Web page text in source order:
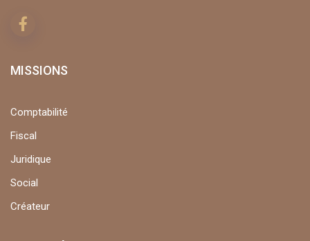
MISSIONS
Comptabilité
Fiscal
Juridique
Social
Créateur